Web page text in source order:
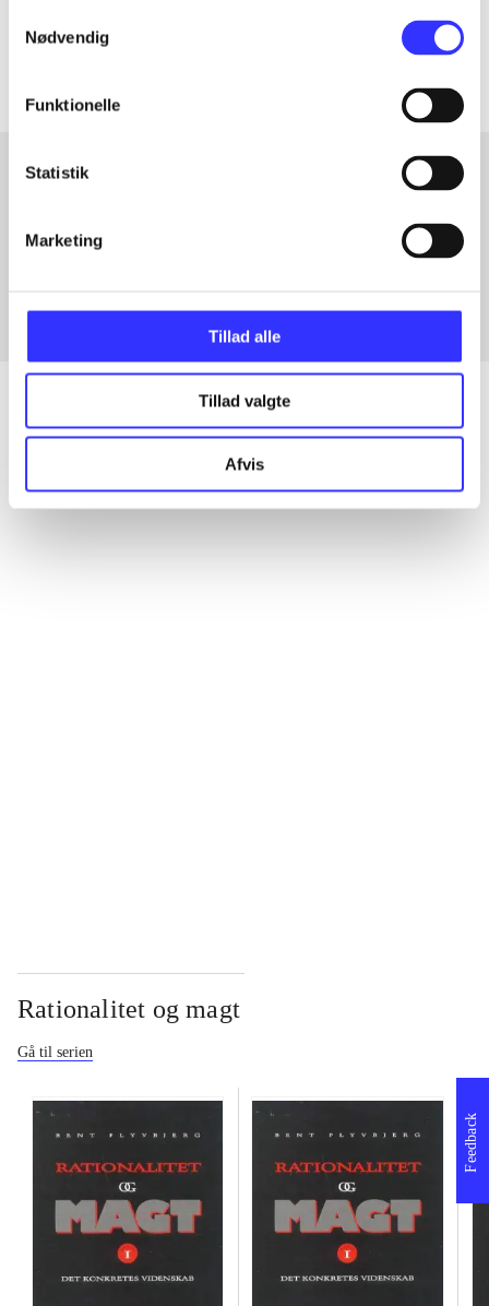
Nødvendig
Funktionelle
Statistik
Marketing
Tillad alle
Tillad valgte
Afvis
Artiklerne i
Fra
Alle registrerede artikler fordelt på udgivelser
Rationalitet og magt
Gå til serien
Feedback